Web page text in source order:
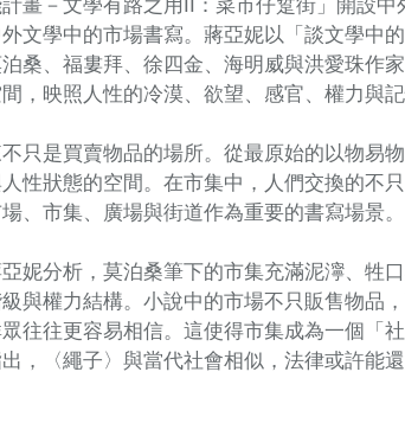
畫－文學有路之用II：菜市仔踅街」開設
文學中的市場書寫。蔣亞妮以「談文學中
桑、福婁拜、徐四金、海明威與洪愛珠作
，映照人性的冷漠、欲望、感官、權力與記
只是買賣物品的場所。從最原始的以物易
性狀態的空間。在市集中，人們交換的不
、市集、廣場與街道作為重要的書寫場景。
妮分析，莫泊桑筆下的市集充滿泥濘、牲
與權力結構。小說中的市場不只販售物品
往往更容易相信。這使得市集成為一個「
，〈繩子〉與當代社會相似，法律或許能